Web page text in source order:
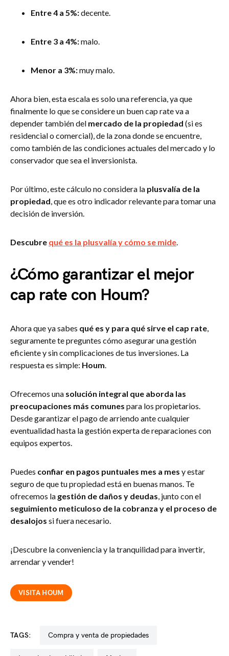
Entre 4 a 5%:decente.
Entre 3 a 4%:malo.
Menor a 3%:muy malo.
Ahora bien, esta escala es solo una referencia, ya que
finalmente lo que se considere un buen cap rate va a
depender también del mercado de la propiedad (si es
residencial o comercial), de la zona donde se encuentre,
como también de las condiciones actuales del mercado y lo
conservador que sea el inversionista.
Por último, este cálculo no considera la plusvalía de la
propiedad, que es otro indicador relevante para tomar una
decisión de inversión.
Descubre qué es la plusvalía y cómo se mide.
¿Cómo garantizar el mejor
cap rate con Houm?
Ahora que ya sabes qué es y para qué sirve el cap rate,
seguramente te preguntes cómo asegurar una gestión
eficiente y sin complicaciones de tus inversiones. La
respuesta es simple: Houm.
Ofrecemos una solución integral que aborda las
preocupaciones más comunes para los propietarios.
Desde garantizar el pago de arriendo ante cualquier
eventualidad hasta la gestión experta de reparaciones con
equipos expertos.
Puedes confiar en pagos puntuales mes a mes y estar
seguro de que tu propiedad está en buenas manos. Te
ofrecemos la gestión de daños y deudas, junto con el
seguimiento meticuloso de la cobranza y el proceso de
desalojos si fuera necesario.
¡Descubre la conveniencia y la tranquilidad para invertir,
arrendar y vender!
VISITA HOUM
TAGS: compra y venta de propiedades